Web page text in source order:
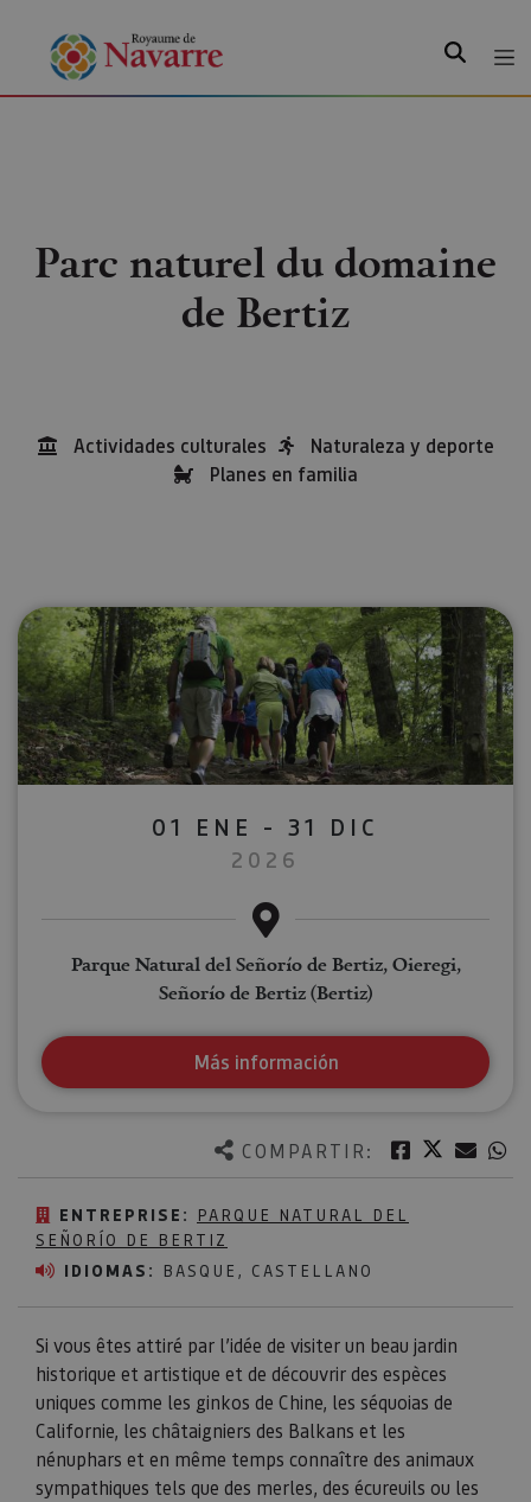
Parc naturel du domaine
de Bertiz
Actividades culturales
Naturaleza y deporte
Planes en familia
COMPARTIR: Facebook
Twitter
ENTREPRISE:
PARQUE NATURAL DEL
SEÑORÍO DE BERTIZ
IDIOMAS: BASQUE, CASTELLANO
Si vous êtes attiré par l’idée de visiter un beau jardin
historique et artistique et de découvrir des espèces
uniques comme les ginkos de Chine, les séquoias de
Californie, les châtaigniers des Balkans et les
nénuphars et en même temps connaître des animaux
sympathiques tels que des merles, des écureuils ou les
01 ENE - 31 DIC
2026
Parque Natural del Señorío de Bertiz, Oieregi,
Señorío de Bertiz (Bertiz)
Más información